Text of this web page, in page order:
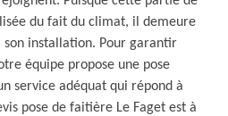
du fait du climat, il demeure
installation. Pour garantir
équipe propose une pose
service adéquat qui répond à
pose de faitière Le Faget est à